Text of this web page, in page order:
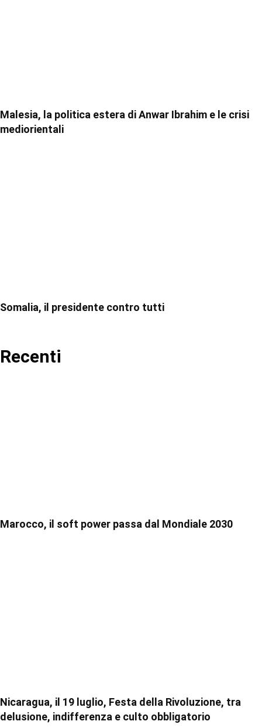
Malesia, la politica estera di Anwar Ibrahim e le crisi
mediorientali
Somalia, il presidente contro tutti
Recenti
Marocco, il soft power passa dal Mondiale 2030
Nicaragua, il 19 luglio, Festa della Rivoluzione, tra
delusione, indifferenza e culto obbligatorio